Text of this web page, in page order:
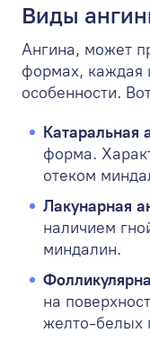
Виды
Ангина, может
формах, каждая
особенности.
Катаральная
форма.
отеком
Лакунарная
наличием
миндалин.
на
желто-белых